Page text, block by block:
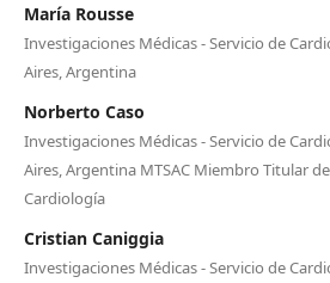
María Rousse
Investigaciones Médicas - Servicio de
Aires, Argentina
Norberto Caso
Investigaciones Médicas - Servicio de
Aires, Argentina MTSAC Miembro Titular
Cardiología
Cristian Caniggia
Investigaciones Médicas - Servicio de